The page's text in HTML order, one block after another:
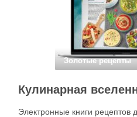
Золотые рецепты
Электронные книги рецептов